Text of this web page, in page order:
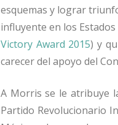
esquemas y lograr
influyente en los
Victory Award 2015) y
carecer del apoyo del
A Morris se le atribuye
Partido Revolucionario